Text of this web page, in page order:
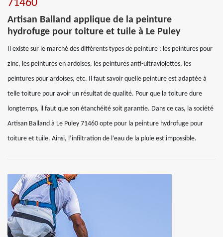
71460
Artisan Balland applique de la peinture
hydrofuge pour toiture et tuile à Le Puley
Il existe sur le marché des différents types de peinture : les peintures pour
zinc, les peintures en ardoises, les peintures anti-ultraviolettes, les
peintures pour ardoises, etc. Il faut savoir quelle peinture est adaptée à
telle toiture pour avoir un résultat de qualité. Pour que la toiture dure
longtemps, il faut que son étanchéité soit garantie. Dans ce cas, la société
Artisan Balland à Le Puley 71460 opte pour la peinture hydrofuge pour
toiture et tuile. Ainsi, l’infiltration de l’eau de la pluie est impossible.